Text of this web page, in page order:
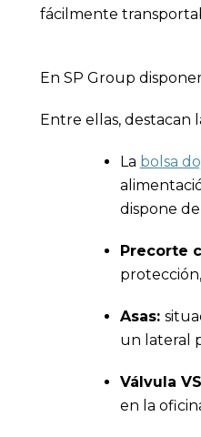
fácilmente
En SP Group
Entre ellas, destacan
La bolsa
dispone
Precorte
Asas:
un lateral
Válvula
en la